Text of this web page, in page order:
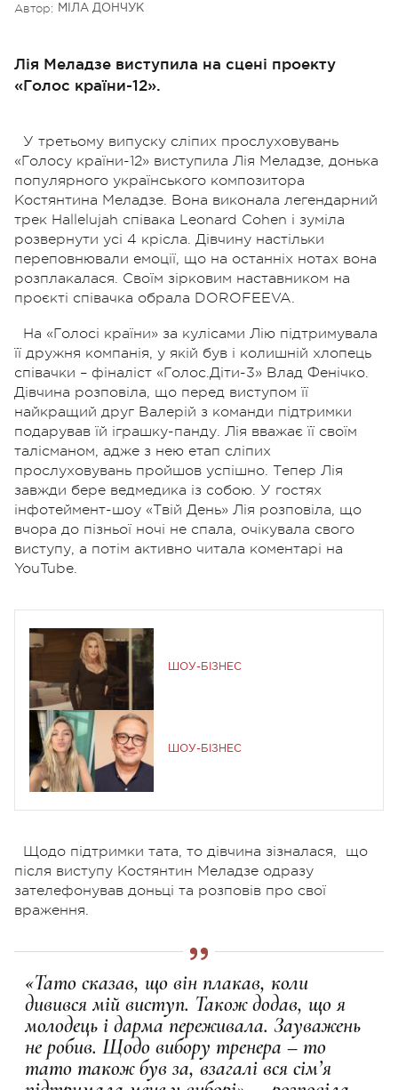
Автор: МІЛА ДОНЧУК
Лія Меладзе виступила на сцені проекту
«Голос країни-12».
У третьому випуску сліпих прослуховувань
«Голосу країни-12» виступила Лія Меладзе, донька
популярного українського композитора
Костянтина Меладзе. Вона виконала легендарний
трек Hallelujah співака Leonard Cohen і зуміла
розвернути усі 4 крісла. Дівчину настільки
переповнювали емоції, що на останніх нотах вона
розплакалася. Своїм зірковим наставником на
проєкті співачка обрала DOROFEEVA.
На «Голосі країни» за кулісами Лію підтримувала
її дружня компанія, у якій був і колишній хлопець
співачки – фіналіст «Голос.Діти-3» Влад Фенічко.
Дівчина розповіла, що перед виступом її
найкращий друг Валерій з команди підтримки
подарував їй іграшку-панду. Лія вважає її своїм
талісманом, адже з нею етап сліпих
прослуховувань пройшов успішно. Тепер Лія
завжди бере ведмедика із собою. У гостях
інфотеймент-шоу «Твій День» Лія розповіла, що
вчора до пізньої ночі не спала, очікувала свого
виступу, а потім активно читала коментарі на
YouTube.
ШОУ-БІЗНЕС
ШОУ-БІЗНЕС
Щодо підтримки тата, то дівчина зізналася, що
після виступу Костянтин Меладзе одразу
зателефонував доньці та розповів про свої
враження.
«Тато сказав, що він плакав, коли
дивився мій виступ. Також додав, що я
молодець і дарма переживала. Зауважень
не робив. Щодо вибору тренера – то
тато також був за, взагалі вся сім’я